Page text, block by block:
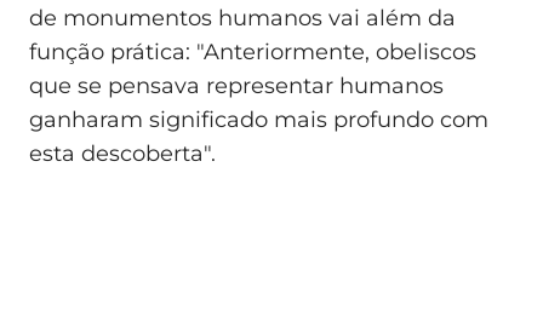
de monumentos humanos vai além da
função prática: "Anteriormente, obeliscos
que se pensava representar humanos
ganharam significado mais profundo com
esta descoberta".